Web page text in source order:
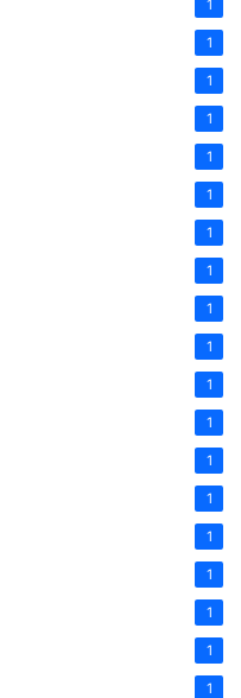
1
1
1
1
1
1
1
1
1
1
1
1
1
1
1
1
1
1
1